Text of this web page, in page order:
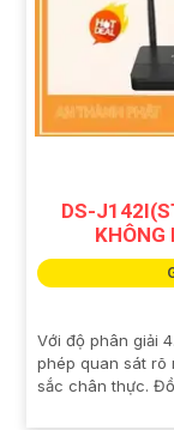
DS-
KHÔNG
Với độ phân giải
phép quan sát rõ
sắc chân thực.